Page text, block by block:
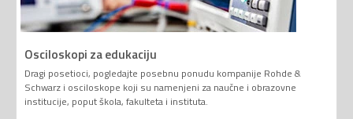
Osciloskopi za edukaciju
Dragi posetioci, pogledajte posebnu ponudu kompanije Rohde &
Schwarz i osciloskope koji su namenjeni za naučne i obrazovne
institucije, poput škola, fakulteta i instituta.